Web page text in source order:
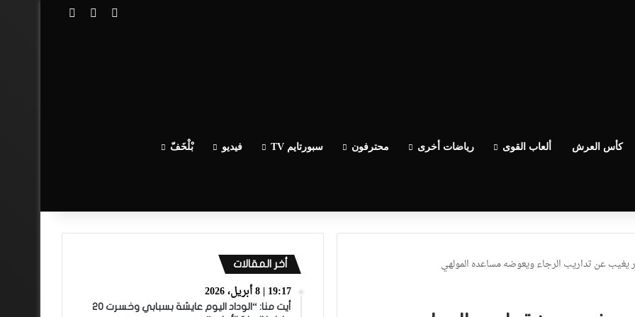
تسجيل الدخول
مقال عشوائي
كأس العرش ألعاب القوى رياضات أخرى محترفون سبورتايم TV فيديو بْلْخَفّ
يغيب عن تداريب الرجاء ويعوضه مساعده المولهي
أخر المقالات
19:17 | 8 أبريل، 2026
أيت منا: “الوداد اليوم عايشة بسبابي وخسرت 20